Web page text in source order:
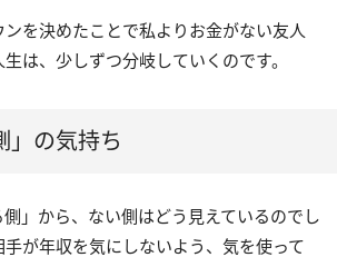
を決めたことで私よりお金がない友人
は、少しずつ分岐していくのです。
」の気持ち
」から、ない側はどう見えているのでし
手が年収を気にしないよう、気を使って